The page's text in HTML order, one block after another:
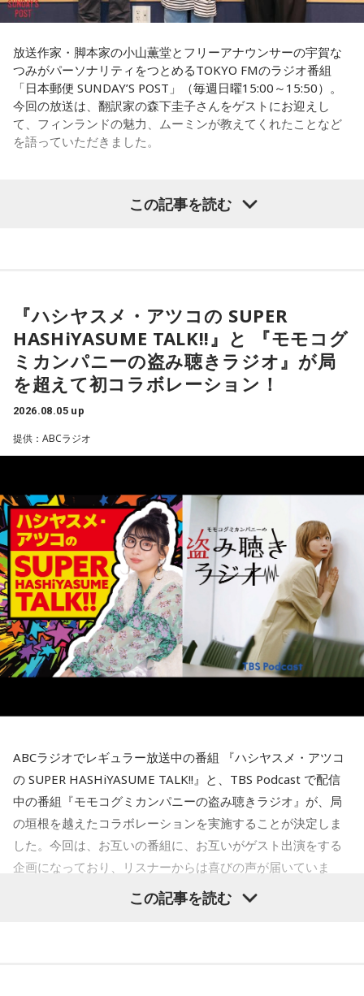
さらにSNS時代との違いについて、「今はインスタやXで私生
活が分かっちゃうけど、あの頃は分からなかった」と振り返
出話でも大盛り上がり。ゆとりくんも「スマホやめよう
（笑）」「ガラケーに戻そう（笑）」と笑い合いながら、便
利になった現代だからこそ失われたワクワク感について語り
合いました。
最後に、きゃりーは「めちゃくちゃ面白い人ですね、びっく
----------------------------------------------------
＜番組概要＞
番組名：CHINTAI presents きゃりーぱみゅぱみゅ Chapter
#0 ～Touch Your Heart～
放送日時：毎週日曜 12:30～12:55
パーソナリティ：きゃりーぱみゅぱみゅ
番組Webサイト：
明かし、「親父が起業家だったのでDNA的なものはあるかも
しれないけれど、基本はいろいろと失敗しながら覚えてき
た」と振り返りました。
（左から）パーソナリティのきゃりーぱみゅぱみゅ、株式会
社yutori代表取締役社長 片石貴展さん（ゆとりくん）
◆古着トークで大盛り上がり
一方のゆとりくんも「メルカリディグが超好き」と笑いなが
ら語り、ヴィンテージロックTシャツは真贋判定をしてもらっ
て購入していることなど、こだわりを紹介しました。
また、きゃりーは20代後半で「安いバッグが似合わなくなっ
た瞬間があった」と振り返り、そこからヴィンテージのバッ
お迎え時間を確認するために時計を買ってみたら、そのまま
◆ゆとりくんの「HR」への熱い思い「復刊させたい」
番組後半の「Chapter #0 LIBRARY」では、ゲストが人生の背
中を押してくれた作品を紹介します。ゆとりくんが選んだの
は、ティーン向けファッション誌「HR」でした。「買収して
復刊させたい（笑）」と本気とも冗談とも取れる夢を語りま
す。きゃりーも「この前、代官山蔦屋で『FRUiTS』展をやっ
ていたから、『HR』もまた再燃してほしいですね」と共感。
さらにSNS時代との違いについて、「今はインスタやXで私生
り、懐かしのガラケー文化や「センター問い合わせ」の思い
（笑）」「ガラケーに戻そう（笑）」と笑い合いながら、便
利になった現代だからこそ失われたワクワク感について語り
合いました。
最後に、きゃりーは「めちゃくちゃ面白い人ですね、びっく
りしました。レイジくんにLINEします（笑）」とゆとりくん
との対談を振り返り、2週にわたるゲスト出演を締めくくりま
した。
----------------------------------------------------
が思い思いに過ごせる空間づくりが特徴だと語りました。
一方で、フィンランドでの暮らしでもっとも大変なのは冬だ
といいます。日照時間が短く、小学生も暗闇のなかを登校す
るほどで、「人に会いたくなくなったり、どれだけ寝ても寝
足りないときがある」と明かします。30年以上暮らした今で
も「まだ慣れていないですね」と話し、フィンランド語の習
得についても「いつまで経っても終わりが見えないところを
厳しい冬があるからこそ、春の訪れは格別です。海や湖を覆
っていた氷が溶け始めることや、「日が長くなったな」と感
したいときに利用する身近な存在」だと説明します。かつて
は「裸になっていると嘘がつけない」という考え方から、政
治や仕事の重要な話し合いがサウナでおこなわれることもあ
ったと、その文化的な背景を紹介しました。
森下圭子さんが翻訳を手掛けた「ムーミンとトーベ・ヤンソ
ン 自由を愛した芸術家、その仕事と人生」
◆ムーミンが教えてくれる多様性
続いて、森下さんが長年研究を続けるムーミンについて話を
聞きました。フィンランドの人々にとってのムーミンについ
て、森下さんは、「近年では文化的、精神的なバックボーン
のような存在になっています。ムーミンの言葉に支えられた
り、励まされている人たちが増えている印象です」と紹介し
ます。
した。森下さんは、1990年に日本で制作されたアニメーショ
ンがきっかけとなり、フィンランドでも国民的な存在になっ
たと説明しました。
ムーミン作品の魅力については、「一人ひとりの個性が際立
っている」と語ります。「みんな変わっているのに、嫌な奴
が1人もいないんですよ」と表現し、多様な個性をそのまま受
放送作家・脚本家の小山薫堂とフリーアナウンサーの宇賀な
つみがパーソナリティをつとめるTOKYO FMのラジオ番組
「日本郵便 SUNDAY’S POST」（毎週日曜15:00～15:50）。
今回の放送は、翻訳家の森下圭子さんをゲストにお迎えし
て、フィンランドの魅力、ムーミンが教えてくれたことなど
を語っていただきました。
（左から）パーソナリティの小山薫堂、森下圭子さん、宇賀
森下圭子さんは、ムーミン研究をきっかけに1994年にフィン
ランドへ渡りました。大学時代に作品を読み返した際、「な
んて前衛的な文学なんだろう」と衝撃を受け、その背景にあ
る文化や社会を知りたいと思ったことが渡航のきっかけだっ
たと振り返ります。現在はヘルシンキを拠点に、翻訳や通
ンドの暮らしや文化を発信しています。
森下さんが初めてフィンランドを訪れた1994年は、深刻な経
率も世界トップクラスといわれていましたが、その後は大き
く改善し、現在では世界幸福度ランキングで上位を維持する
国として知られています。
その背景について森下さんは、「国や教育現場が“一人ひとり
の特性をどう活かしていくか”を重視していました」と説明し
ます。「1人の人材も無駄にはできない」という考え方のも
と、それぞれの個性や能力を社会全体で生かそうとする姿勢
が、大きな変化につながったと振り返りました。
フィンランドを訪れたことがある宇賀は、図書館や教会の印
一方で、フィンランドでの暮らしでもっとも大変なのは冬だ
といいます。日照時間が短く、小学生も暗闇のなかを登校す
るほどで、「人に会いたくなくなったり、どれだけ寝ても寝
足りないときがある」と明かします。30年以上暮らした今で
も「まだ慣れていないですね」と話し、フィンランド語の習
得についても「いつまで経っても終わりが見えないところを
歩いている感じ」と率直な思いを語りました。
厳しい冬があるからこそ、春の訪れは格別です。海や湖を覆
この記事を読む
『ハシヤスメ・アツコの SUPER
HASHiYASUME TALK!!』と 『モモコグ
ミカンパニーの盗み聴きラジオ』が局
を超えて初コラボレーション！
2026.08.05 up
提供：ABCラジオ
ABCラジオでレギュラー放送中の番組 『ハシヤスメ・アツコ
の SUPER HASHiYASUME TALK!!』と、TBS Podcast で配信
中の番組『モモコグミカンパニーの盗み聴きラジオ』が、局
の垣根を越えたコラボレーションを実施することが決定しま
した。今回は、お互いの番組に、お互いがゲスト出演をする
企画になっており、リスナーからは喜びの声が届いていま
この記事を読む